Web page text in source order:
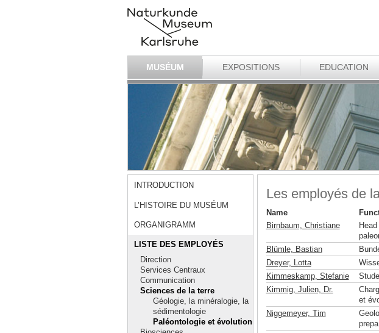
MUSÉUM EXPOSITIONS EDUCATION
INTRODUCTION
L’HISTOIRE DU MUSÉUM
ORGANIGRAMM
LISTE DES EMPLOYÉS
Direction
Services Centraux
Communication
Sciences de la terre
Géologie, la minéralogie, la
sédimentologie
Paléontologie et évolution
Les employés de
Name
Birnbaum, Christiane
Blümle, Bastian
Dreyer, Lotta
Kimmeskamp, Stefanie
Kimmig, Julien, Dr.
et
Niggemeyer, Tim